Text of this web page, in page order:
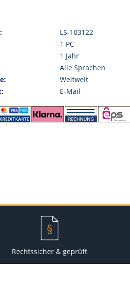
LS-103122
1 PC
1 Jahr
Alle Sprachen
Weltweit
E-Mail
Rechtssicher & geprüft